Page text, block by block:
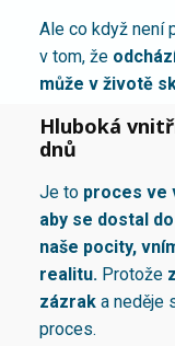
Ale co když není
v tom, že
může v životě
Hluboká
dnů
Je to proces ve
aby se dostal
naše pocity,
realitu. Protože
zázrak a neděje
proces.